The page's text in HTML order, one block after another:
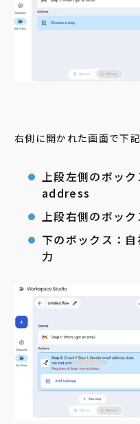
右側に開かれた画面で下
上段左側のボッ
address
上段右側のボッ
下のボックス：
力